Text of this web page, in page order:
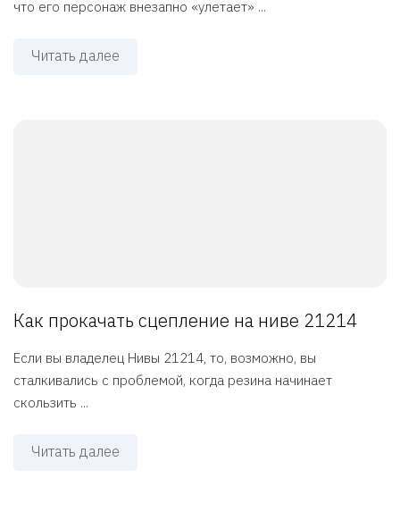
что его персонаж внезапно «улетает» ...
Читать далее
Как прокачать сцепление на ниве 21214
Если вы владелец Нивы 21214, то, возможно, вы
сталкивались с проблемой, когда резина начинает
скользить ...
Читать далее